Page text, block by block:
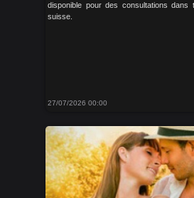
disponible pour des consultations
suisse.
27/07/2026 00:00